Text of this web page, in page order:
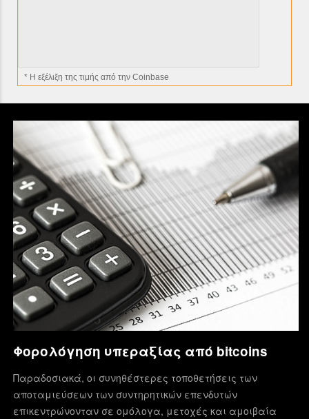
* H εξέλιξη της τιμής από την Coinbase
Φορολόγηση υπεραξίας από bitcoins
Παραδοσιακά, οι συνηθέστερες τοποθετήσεις των
αποταμιεύσεων των συντηρητικών επενδυτών
επικεντρώνονταν σε ομόλογα, μετοχές και αμοιβαία